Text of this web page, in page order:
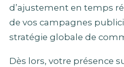
d’ajustement en temps
de vos campagnes
stratégie globale de
Dès lors, votre présence